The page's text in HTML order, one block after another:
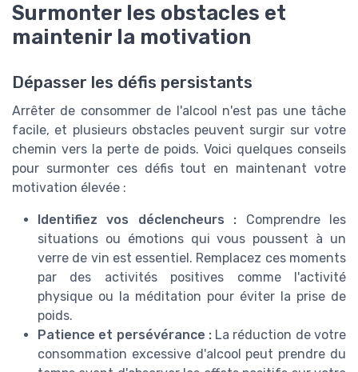
Surmonter les obstacles et
maintenir la motivation
Dépasser les défis persistants
Arrêter de consommer de l'alcool n'est pas une tâche
facile, et plusieurs obstacles peuvent surgir sur votre
chemin vers la perte de poids. Voici quelques conseils
pour surmonter ces défis tout en maintenant votre
motivation élevée :
Identifiez vos déclencheurs : Comprendre les
situations ou émotions qui vous poussent à un
verre de vin est essentiel. Remplacez ces moments
par des activités positives comme l'activité
physique ou la méditation pour éviter la prise de
poids.
Patience et persévérance :La réduction de votre
consommation excessive d'alcool peut prendre du